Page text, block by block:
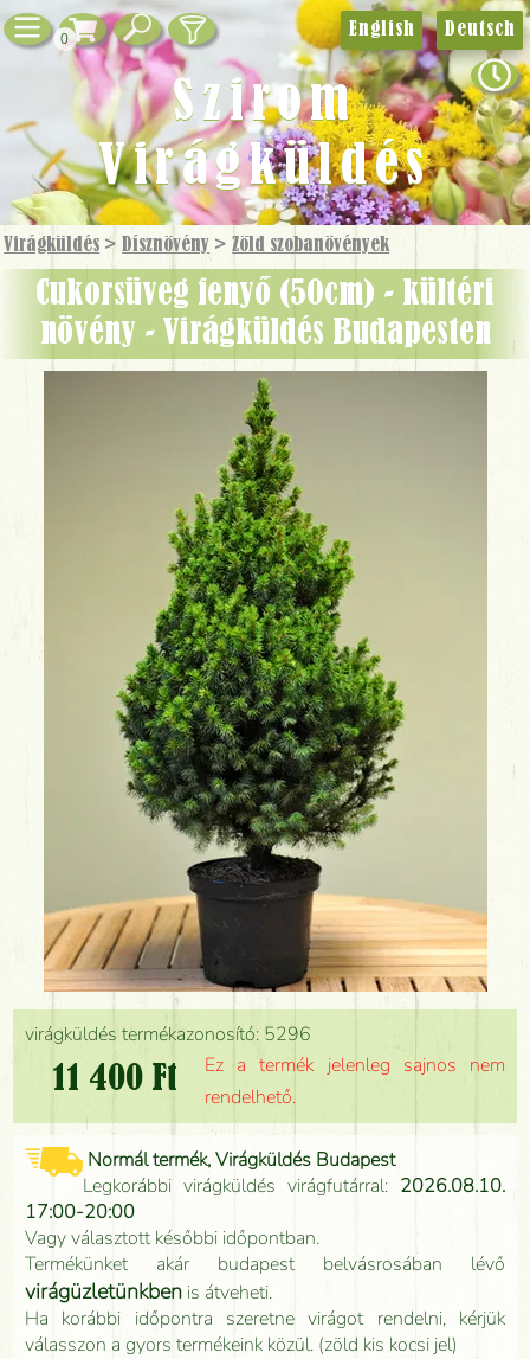
0
Virágküldés > Dísznövény >Zöld szobanövények
cukorsüveg fenyő (50cm) - kültéri
növény - Virágküldés Budapesten
virágküldés termékazonosító: 5296
11 400 Ft
Ez a termék jelenleg sajnos nem
rendelhető.
Normál termék, Virágküldés Budapest
Legkorábbi virágküldés virágfutárral: 2026.08.10.
17:00-20:00
Vagy választott későbbi időpontban.
Termékünket akár budapest belvásrosában lévő
virágüzletünkben is átveheti.
Ha korábbi időpontra szeretne virágot rendelni, kérjük
válasszon a gyors termékeink közül. (zöld kis kocsi jel)
English Deutsch
Szirom
Virágküldés